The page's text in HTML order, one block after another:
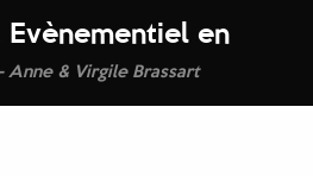
Evènementiel en
Anne & Virgile Brassart